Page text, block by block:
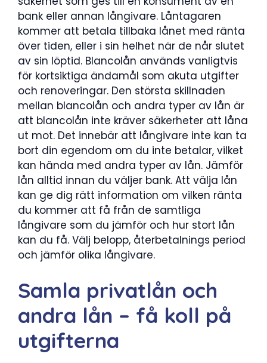
bank eller annan långivare. Låntagaren
kommer att betala tillbaka lånet med ränta
över tiden, eller i sin helhet när de når slutet
av sin löptid. Blancolån används vanligtvis
för kortsiktiga ändamål som akuta utgifter
och renoveringar. Den största skillnaden
mellan blancolån och andra typer av lån är
att blancolån inte kräver säkerheter att låna
ut mot. Det innebär att långivare inte kan ta
bort din egendom om du inte betalar, vilket
kan hända med andra typer av lån. Jämför
lån alltid innan du väljer bank. Att välja lån
kan ge dig rätt information om vilken ränta
du kommer att få från de samtliga
långivare som du jämför och hur stort lån
kan du få. Välj belopp, återbetalnings period
och jämför olika långivare.
Samla privatlån och
andra lån – få koll på
utgifterna